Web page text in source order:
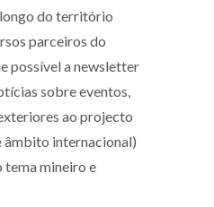
do território
parceiros do
possível a newsletter
sobre eventos,
ao projecto
âmbito internacional)
tema mineiro e